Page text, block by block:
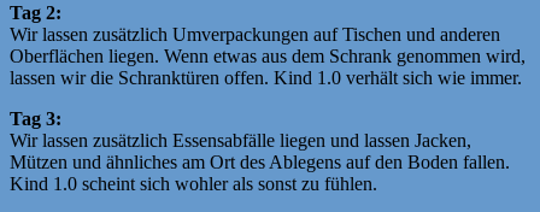
Tag 2:
Wir lassen zusätzlich Umverpackungen auf Tischen und anderen
Oberflächen liegen. Wenn etwas aus dem Schrank genommen wird,
lassen wir die Schranktüren offen. Kind 1.0 verhält sich wie immer.
Tag 3:
Wir lassen zusätzlich Essensabfälle liegen und lassen Jacken,
Mützen und ähnliches am Ort des Ablegens auf den Boden fallen.
Kind 1.0 scheint sich wohler als sonst zu fühlen.